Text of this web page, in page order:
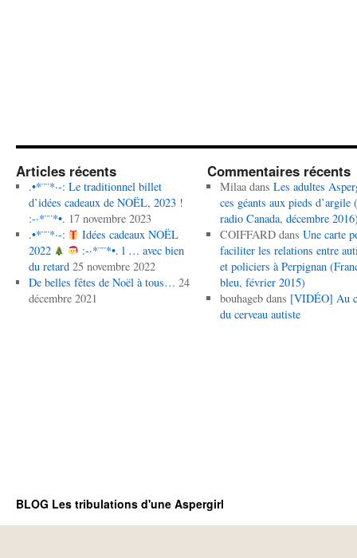
Articles récents
.•*¨¨*·-: Le traditionnel billet
d’idées cadeaux de NOËL, 2023 !
:-·*¨¨*•. 17 novembre 2023
.•*¨¨*·-:
Idées cadeaux NOËL
2022
:-·*¨¨*•. l … avec bien
du retard 25 novembre 2022
De belles fêtes de Noël à tous… 24
décembre 2021
Commentaires récents
Milaadans Les adultes
ces géants aux pieds d’argile
radio Canada, décembre
COIFFARDdans Une carte
faciliter les relations entre
et policiers à Perpignan
bleu, février 2015)
bouhagebdans [VIDÉO] Au
du cerveau autiste
BLOG Les tribulations d'une Aspergirl